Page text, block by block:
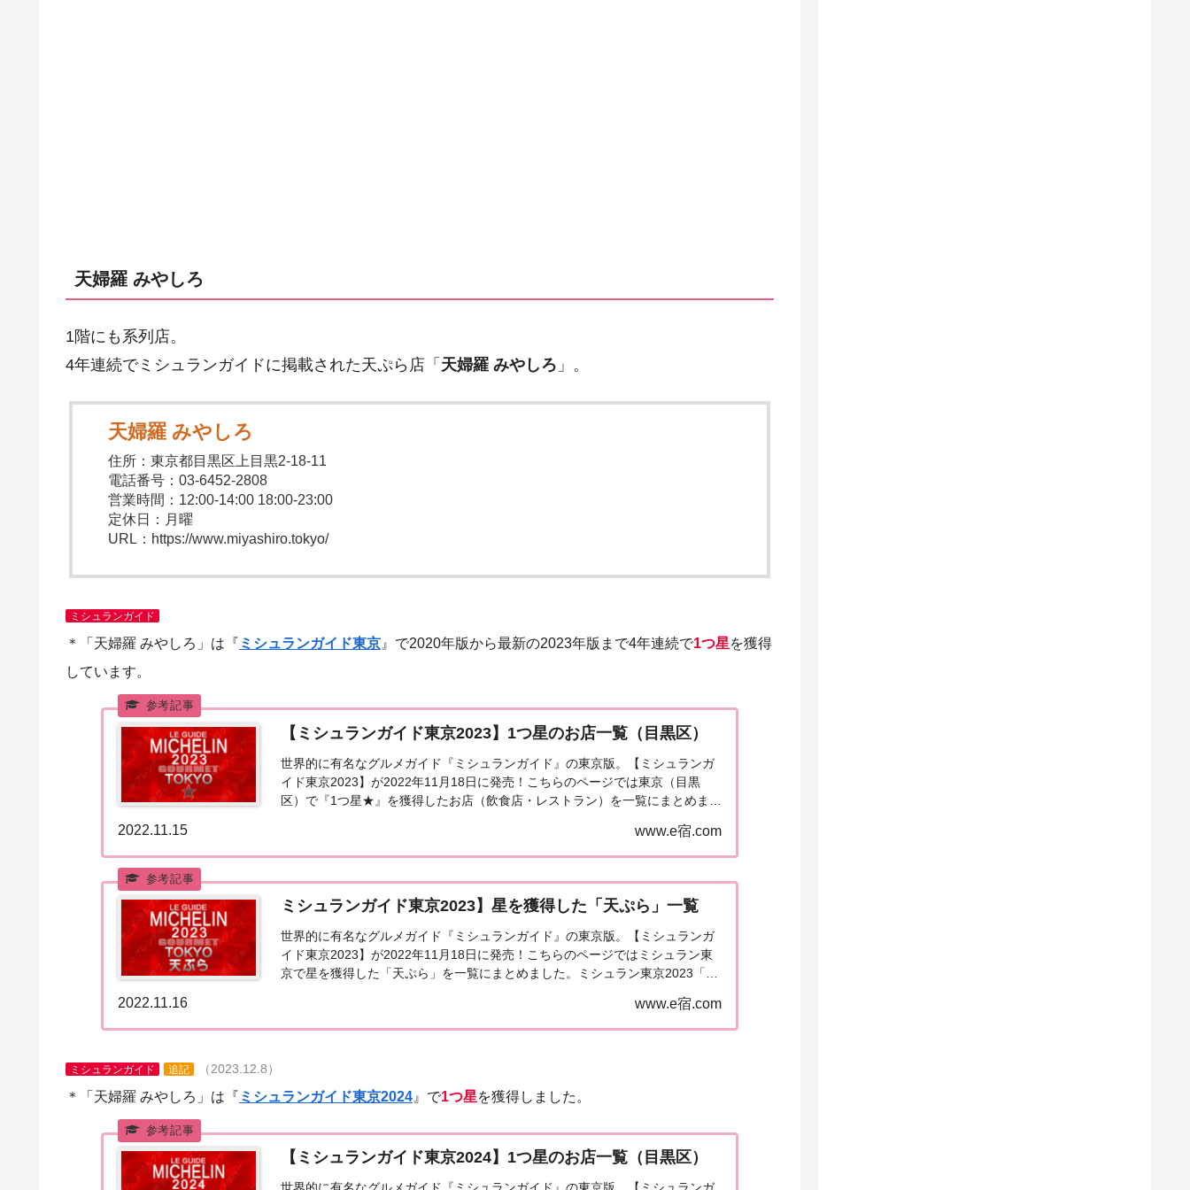
天婦羅 みやしろ
1階にも系列店。
4年連続でミシュランガイドに掲載された天ぷら店「 天婦羅 みやしろ 」。
天婦羅 みやしろ
住所：東京都目黒区上目黒2-18-11
電話番号：03-6452-2808
営業時間：12:00-14:00 18:00-23:00
定休日：月曜
URL：https://www.miyashiro.tokyo/
ミシュランガイド
＊「天婦羅 みやしろ」は『 ミシュランガイド東京 』で2020年版から最新の2023年版まで4年連続で1つ星を獲得
しています。
【ミシュランガイド東京2023】1つ星のお店一覧（目黒区）
世界的に有名なグルメガイド『ミシュランガイド』の東京版。【ミシュランガ
イド東京2023】が2022年11月18日に発売！こちらのページでは東京（目黒
区）で『1つ星★』を獲得したお店（飲食店・レストラン）を一覧にまとめまし
www.e宿.com
2022.11.15
ミシュランガイド東京2023】星を獲得した「天ぷら」一覧
世界的に有名なグルメガイド『ミシュランガイド』の東京版。【ミシュランガ
イド東京2023】が2022年11月18日に発売！こちらのページではミシュラン東
京で星を獲得した「天ぷら」を一覧にまとめました。ミシュラン東京2023「天
www.e宿.com
2022.11.16
ミシュランガイド 追記 （2023.12.8）
＊「天婦羅 みやしろ」は『 ミシュランガイド東京2024 』で1つ星を獲得しました。
【ミシュランガイド東京2024】1つ星のお店一覧（目黒区）